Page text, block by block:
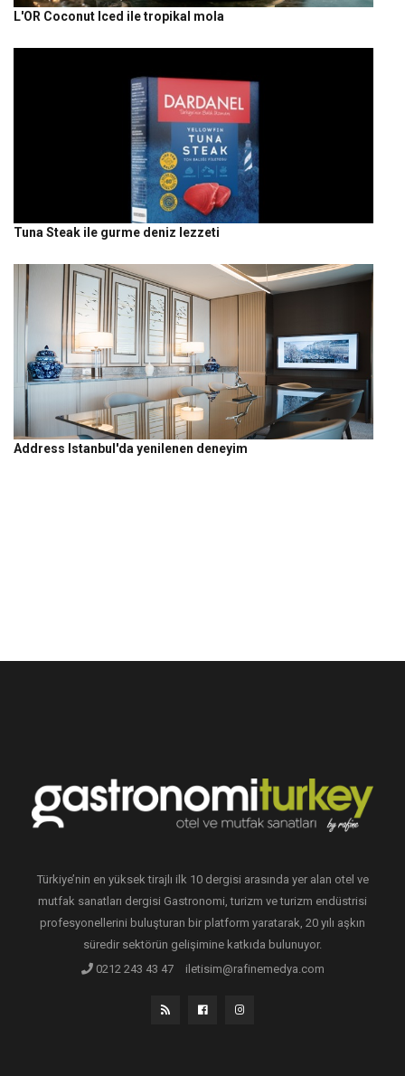
L'OR Coconut Iced ile tropikal mola
Tuna Steak ile gurme deniz lezzeti
Address Istanbul'da yenilenen deneyim
Türkiye’nin en yüksek tirajlı ilk 10 dergisi arasında yer alan otel ve
mutfak sanatları dergisi Gastronomi, turizm ve turizm endüstrisi
profesyonellerini buluşturan bir platform yaratarak, 20 yılı aşkın
süredir sektörün gelişimine katkıda bulunuyor.
0212 243 43 47
iletisim@rafinemedya.com